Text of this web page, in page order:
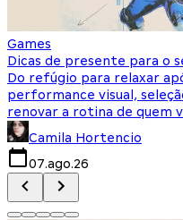
Games
Dicas de presente para o
Do refúgio para relaxar
performance visual,
renovar a rotina de quem
Camila Hortencio
07.ago.26